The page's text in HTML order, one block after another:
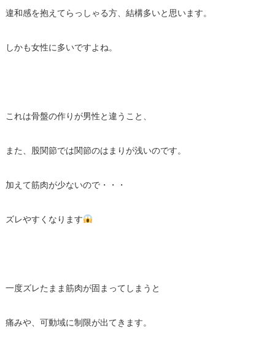
違和感を抱えてらっしゃる方、結構多いと思います。
しかも女性に多いですよね。
これは骨盤の作りが男性と違うこと、
また、股関節では関節のはまりが浅いのです。
加えて筋肉が少ないので・・・
ズレやすくなります
一度ズレたまま筋肉が固まってしまうと
痛みや、可動域に制限が出てきます。